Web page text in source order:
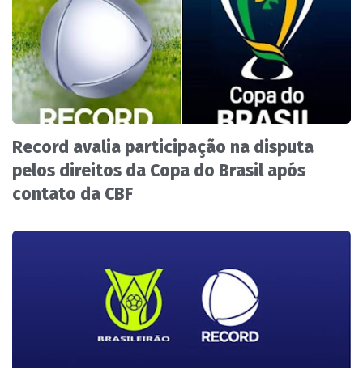
Record avalia participação na disputa
pelos direitos da Copa do Brasil após
contato da CBF